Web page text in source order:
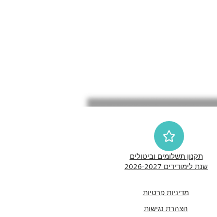
תקנון תשלומים וביטולים
שנת לימודידים 2026-2027
מדיניות פרטיות
הצהרת נגישות